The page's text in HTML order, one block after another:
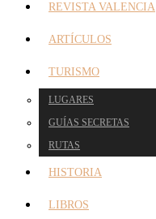
REVISTA VALENCIA
ARTÍCULOS
TURISMO
LUGARES
GUÍAS SECRETAS
RUTAS
HISTORIA
LIBROS